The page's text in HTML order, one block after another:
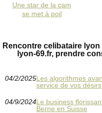
Une star de la cam
se met à poil
Rencontre celibataire
lyon-69.fr, prendre
04/2/2025Les algorithmes
service de vos désirs
04/9/2024Le business
Berne en Suisse